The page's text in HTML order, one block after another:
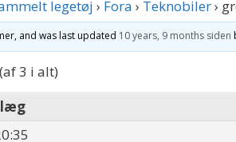
legetøj › Fora › Teknobiler›
and was last updated 10 years, 9 months siden
3 i alt)